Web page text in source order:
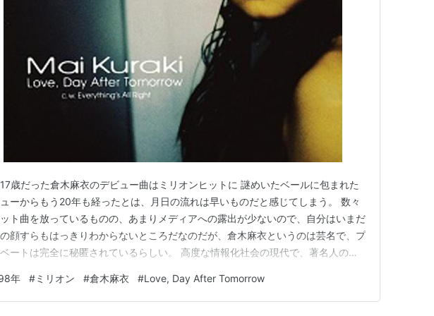
歳だった倉木麻衣のデビュー曲はミリオンヒットに 謎めいたベールに包まれた
ーからもう20年も経ったとは、月日の流れは早いものだと感じてしまう。 数々
ト曲を放っているものの、あまりメディアへの露出が少ないので、自分はいまだ
顔すらもはっきりわからないところだなのだが、倉木麻衣というのは芸名で、プ
ートは完全に秘匿されているらしい。 高度な情報化社会の現代で、著名人のプ
What are you hoping for 涙も強がりも 投げ捨てることができるよね 吹き抜け
強さに 心が…
年 #ミリオン #倉木麻衣 #Love, Day After Tomorrow